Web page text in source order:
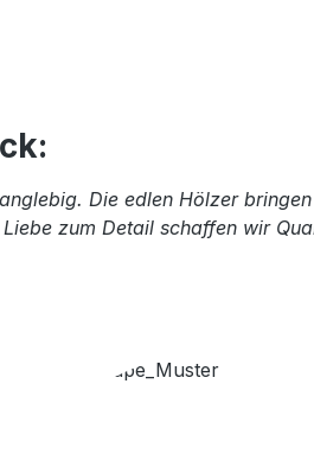
Die edlen Hölzer
zum Detail schaffen wir